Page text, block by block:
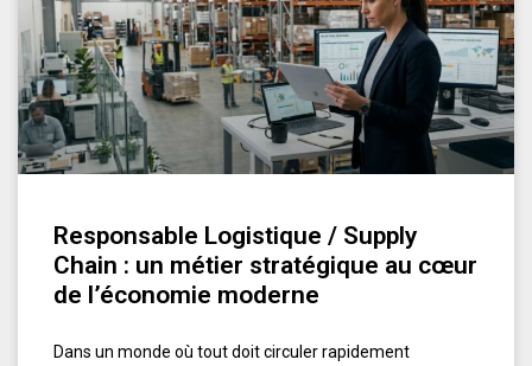
Responsable Logistique / Supply
Chain : un métier stratégique au cœur
de l’économie moderne
Dans un monde où tout doit circuler rapidement